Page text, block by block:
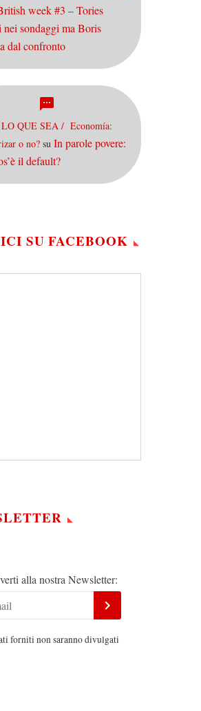
week #3 – Tories
nei sondaggi ma Boris
dal confronto
QUE SEA / Economía:
o no? su In parole povere:
il default?
SU FACEBOOK
alla nostra Newsletter:
forniti non saranno divulgati